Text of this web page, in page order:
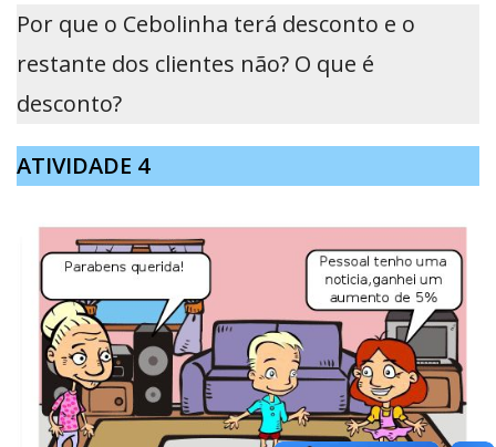
Por que o Cebolinha terá desconto e o
restante dos clientes não? O que é
desconto?
ATIVIDADE 4